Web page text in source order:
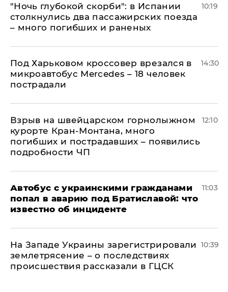
"Ночь глубокой скорби": в Испании
столкнулись два пассажирских поезда
– много погибших и раненых
10:19
Под Харьковом кроссовер врезался в
микроавтобус Mercedes – 18 человек
пострадали
14:30
Взрыв на швейцарском горнолыжном
курорте Кран-Монтана, много
погибших и пострадавших – появились
подробности ЧП
12:10
Автобус с украинскими гражданами
попал в аварию под Братиславой: что
известно об инциденте
11:03
На Западе Украины зарегистрировали
землетрясение – о последствиях
происшествия рассказали в ГЦСК
10:39